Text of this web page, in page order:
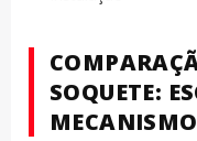
SOQUETE:
MECANISMO